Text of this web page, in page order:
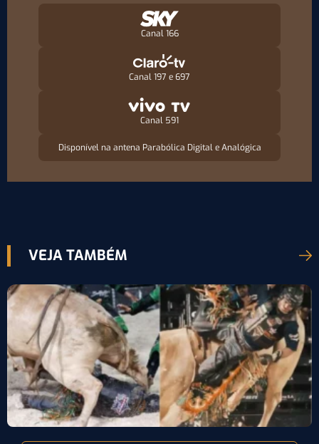
Canal 166
Canal 197 e 697
Canal 591
Disponível na antena Parabólica Digital e Analógica
VEJA TAMBÉM